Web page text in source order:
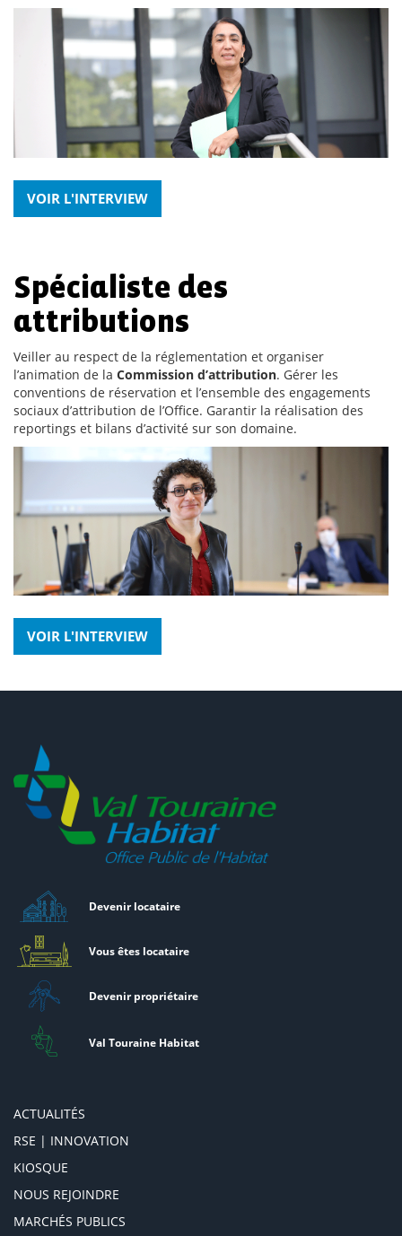
VOIR L'INTERVIEW
Spécialiste des
attributions
Veiller au respect de la réglementation et organiser
l’animation de la Commission d’attribution. Gérer les
conventions de réservation et l’ensemble des engagements
sociaux d’attribution de l’Office. Garantir la réalisation des
reportings et bilans d’activité sur son domaine.
VOIR L'INTERVIEW
Devenir locataire
Vous êtes locataire
Devenir propriétaire
Val Touraine Habitat
ACTUALITÉS
RSE | INNOVATION
KIOSQUE
NOUS REJOINDRE
MARCHÉS PUBLICS